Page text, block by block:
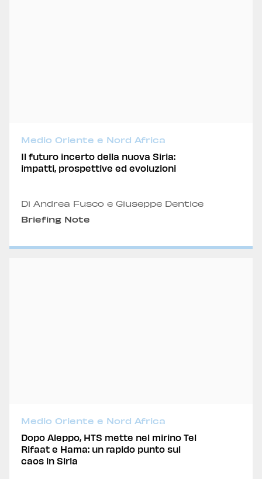
Medio Oriente e Nord Africa
Il futuro incerto della nuova Siria:
impatti, prospettive ed evoluzioni
Di Andrea Fusco e Giuseppe Dentice
Briefing Note
Medio Oriente e Nord Africa
Dopo Aleppo, HTS mette nel mirino Tel
Rifaat e Hama: un rapido punto sul
caos in Siria